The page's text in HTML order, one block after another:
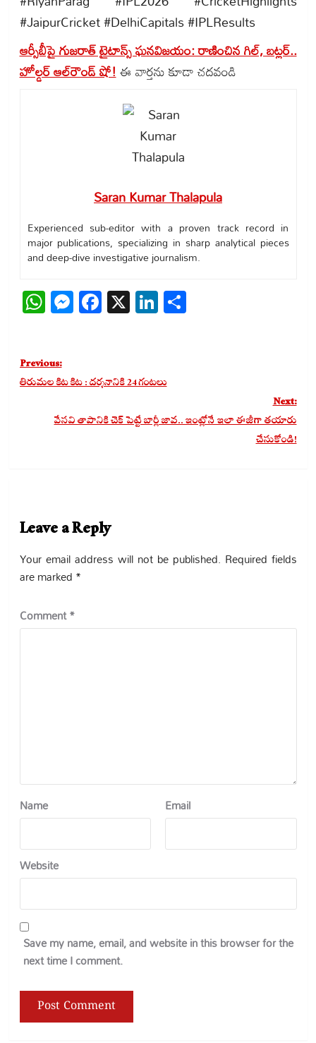
#JaipurCricket #DelhiCapitals #IPLResults
ఆర్సీబీపై గుజరాత్ టైటాన్స్ ఘనవిజయం: రాణించిన గిల్, బట్లర్..
హోల్డర్ ఆల్‌రౌండ్ షో!ఈ వార్తను కూడా చదవండి
Saran Kumar Thalapula
Experienced sub-editor with a proven track record in
major publications, specializing in sharp analytical pieces
and deep-dive investigative journalism.
WhatsApp
Messenger
Facebook
X LinkedIn
Share
Post
navigation
Previous:
తిరుమల కిట కిట : దర్శనానికి 24 గంటలు
Next:
వేసవి తాపానికి చెక్ పెట్టే బార్లీ జావ.. ఇంట్లోనే ఇలా ఈజీగా తయారు
చేసుకోండి!
Leave a Reply
Your email address will not be published. Required fields
are marked *
Comment*
Name Email
Website
Save my name, email, and website in this browser for the
next time I comment.